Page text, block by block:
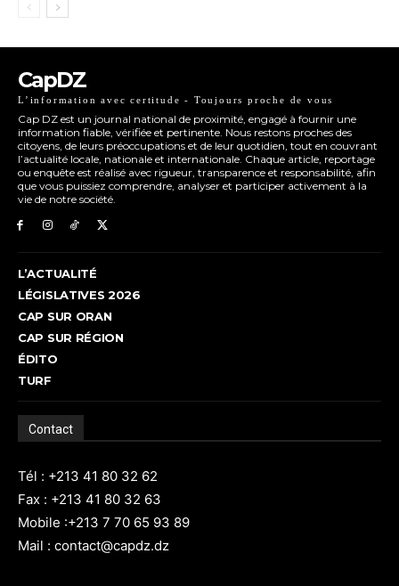
CapDZ
L’information avec certitude - Toujours proche de vous
Cap DZ est un journal national de proximité, engagé à fournir une
information fiable, vérifiée et pertinente. Nous restons proches des
citoyens, de leurs préoccupations et de leur quotidien, tout en couvrant
l’actualité locale, nationale et internationale. Chaque article, reportage
ou enquête est réalisé avec rigueur, transparence et responsabilité, afin
que vous puissiez comprendre, analyser et participer activement à la
vie de notre société.
L’ACTUALITÉ
LÉGISLATIVES 2026
CAP SUR ORAN
CAP SUR RÉGION
ÉDITO
TURF
Contact
Tél : +213 41 80 32 62
Fax : +213 41 80 32 63
Mobile :+213 7 70 65 93 89
Mail : contact@capdz.dz